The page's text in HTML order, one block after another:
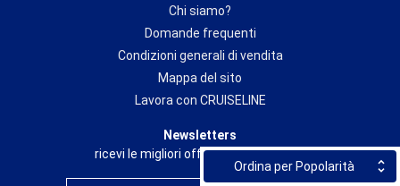
Ordina per Popolarità
Chi siamo?
Domande frequenti
Condizioni generali di vendita
Mappa del sito
Lavora con CRUISELINE
Newsletters
ricevi le migliori offerte del momento